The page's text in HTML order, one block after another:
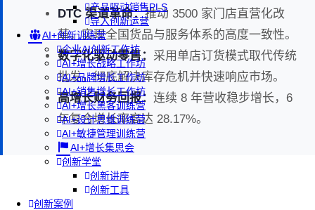
产品驱动销售PLS
导入创新运营
AI+创新训练营
企业AI创新工作坊
AI+增长战略工作坊
AI+品牌增长工作坊
AI+销售增长工作坊
AI+增长黑客训练营
AI+设计思维训练营
AI+敏捷管理训练营
AI+增长集思会
创新学堂
创新讲座
创新工具
创新案例
DTC 渠道革命：推动 3500 家门店直营化改
革，实现全国货品与服务体系的高度一致性。
数字化驱动零售： 采用单店订货模式取代传统
批发，彻底解决库存危机并快速响应市场。
高增长财务回报： 连续 8 年营收稳步增长，6
年复合增长率高达 28.17%。